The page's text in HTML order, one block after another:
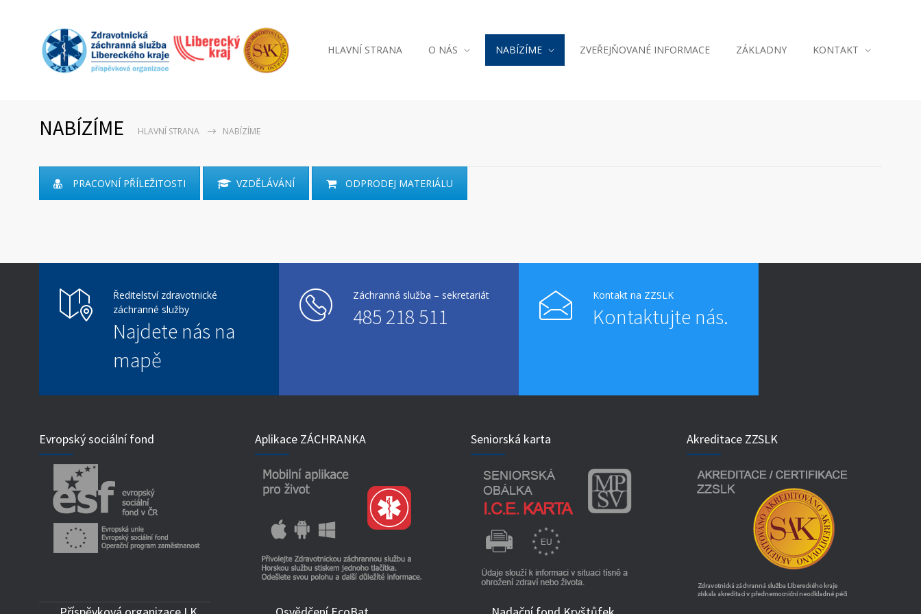
HLAVNÍ STRANA O NÁS NABÍZÍME ZVEŘEJŇOVANÉ INFORMACE ZÁKLADNY KONTAKT
NABÍZÍME HLAVNÍ STRANA NABÍZÍME
PRACOVNÍ PŘÍLEŽITOSTI VZDĚLÁVÁNÍ ODPRODEJ MATERIÁLU
Ředitelství zdravotnické
záchranné služby
Najdete nás na
mapě
Záchranná služba – sekretariát
485 218 511
Kontakt na ZZSLK
Kontaktujte nás.
Evropský sociální fond Aplikace ZÁCHRANKA Seniorská karta Akreditace ZZSLK